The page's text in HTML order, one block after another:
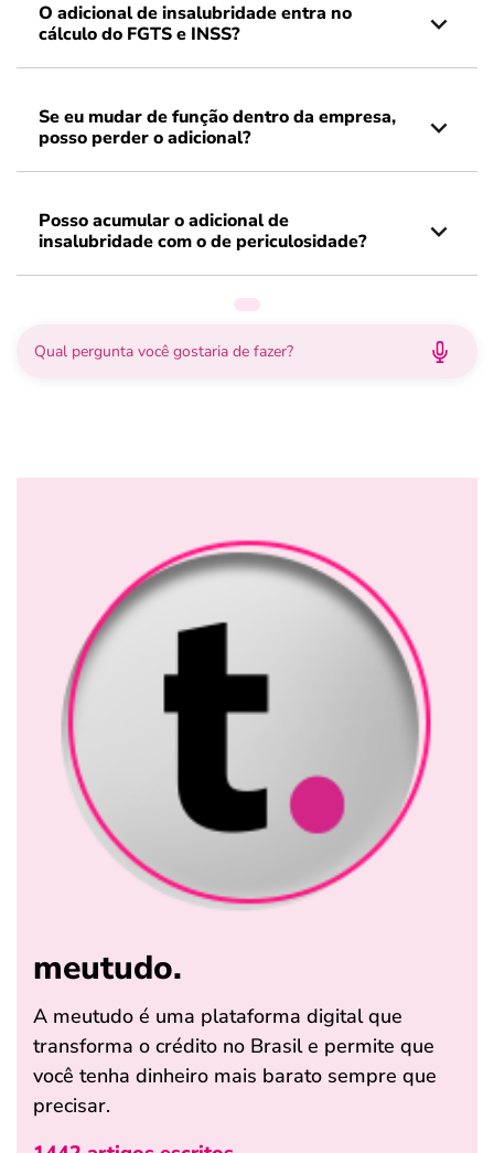
O adicional de insalubridade entra no
cálculo do FGTS e INSS?
Se eu mudar de função dentro da empresa,
posso perder o adicional?
Posso acumular o adicional de
insalubridade com o de periculosidade?
meutudo.
A meutudo é uma plataforma digital que
transforma o crédito no Brasil e permite que
você tenha dinheiro mais barato sempre que
precisar.